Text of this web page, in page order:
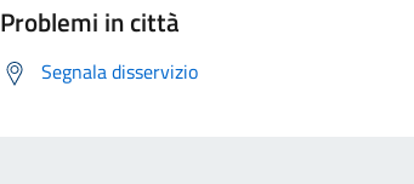
Problemi in città
Segnala disservizio